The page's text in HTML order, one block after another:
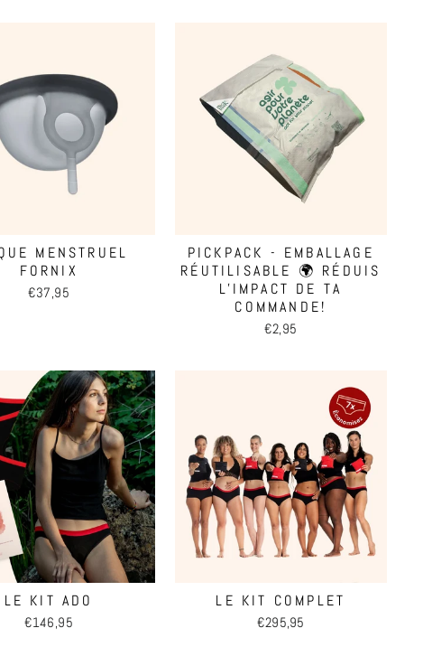
MENSTRUEL
FORNIX
€37,95
PICKPACK - EMBALLAGE
RÉUTILISABLE 🌍 RÉDUIS
L'IMPACT DE TA
COMMANDE!
€2,95
LE KIT ADO
€146,95
LE KIT COMPLET
€295,95